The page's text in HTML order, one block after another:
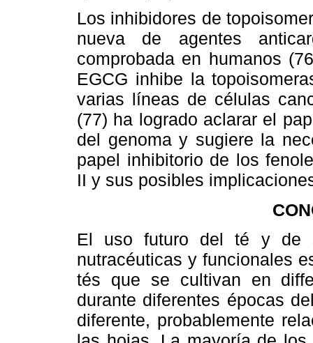
Los inhibidores de
nueva de agentes
comprobada en humanos
EGCG inhibe la
varias líneas de células
(77) ha logrado aclarar el
del genoma y sugiere la
papel inhibitorio de los
II y sus posibles
El uso futuro del té y de
nutracéuticas y funcionales
tés que se cultivan en
durante diferentes épocas
diferente, probablemente